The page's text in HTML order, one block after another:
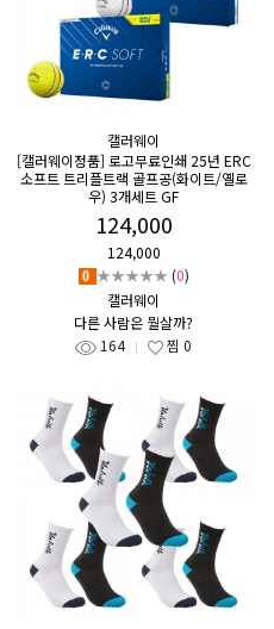
캘러웨이
[캘러웨이정품] 로고무료인쇄 25년 ERC
소프트 트리플트랙 골프공(화이트/옐로
우) 3개세트 GF
124,000
124,000
0 ★★★★★ (0)
캘러웨이
다른 사람은 뭘살까?
164
찜 0